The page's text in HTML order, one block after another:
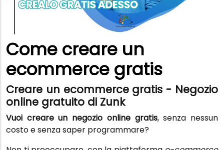
Come creare un
ecommerce gratis
Creare un ecommerce gratis - Negozio
online gratuito di Zunk
Vuoi creare un negozio online gratis, senza nessun
costo e senza saper programmare?